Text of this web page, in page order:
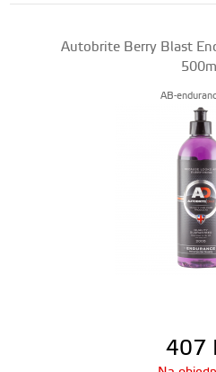
Autobrite Berry Blast
AB-
407